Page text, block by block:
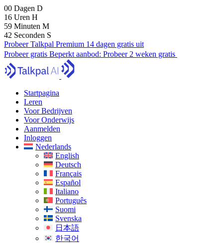
00 Dagen D
16 Uren H
59 Minuten M
41 Seconden S
Probeer Talkpal Premium 14 dagen gratis uit
Probeer gratis Beperkt aanbod: Probeer 2 weken gratis
Startpagina
Leren
Voor Bedrijven
Voor Onderwijs
Aanmelden
Inloggen
Nederlands
English
Deutsch
Français
Español
Italiano
Português
Suomi
Svenska
日本語
한국어